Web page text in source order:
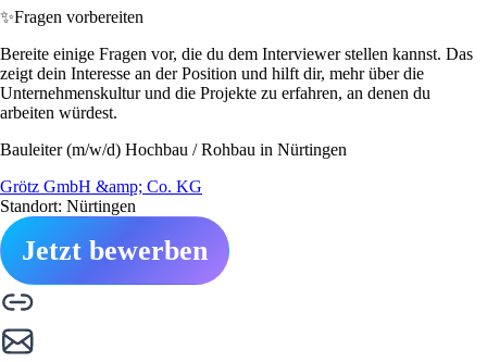
✨Fragen vorbereiten
Bereite einige Fragen vor, die du dem Interviewer stellen kannst. Das
zeigt dein Interesse an der Position und hilft dir, mehr über die
Unternehmenskultur und die Projekte zu erfahren, an denen du
arbeiten würdest.
Bauleiter (m/w/d) Hochbau / Rohbau in Nürtingen
Grötz GmbH &amp; Co. KG
Standort: Nürtingen
Jetzt bewerben